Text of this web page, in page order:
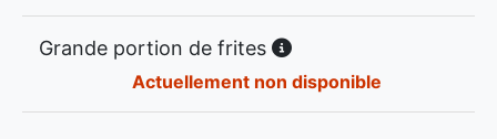
Grande portion de frites
Actuellement non disponible